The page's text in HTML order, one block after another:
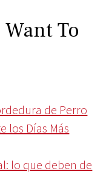
To
de Perro
los Días Más
lo que deben de